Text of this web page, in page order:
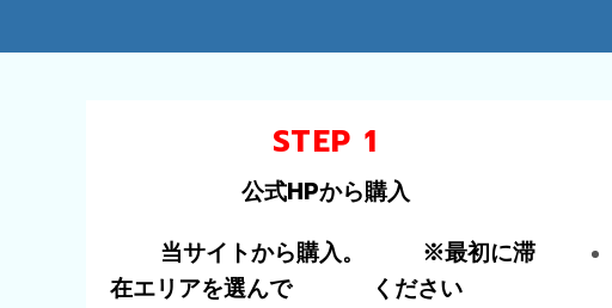
STEP 1
公式HPから購入
当サイトから購入。
※最初に滞
在エリアを選んで
ください